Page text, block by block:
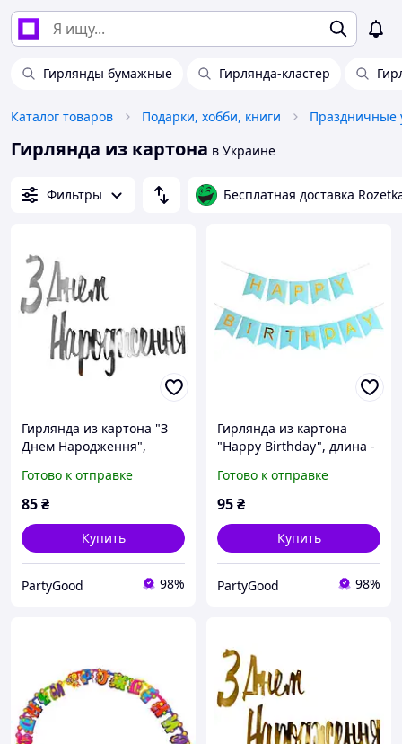
Гирлянды бумажные Гирлянда-кластер
Каталог товаров Подарки, хобби, книги Праздничные
Гирлянда из картона в Украине
Фильтры Бесплатная доставка
Гирлянда из картона "З
Днем Народження",
серебро
Готово к отправке
85₴
Купить
PartyGood 98%
Гирлянда из картона
"Happy Birthday", длина -
Готово к отправке
95₴
Купить
PartyGood 98%